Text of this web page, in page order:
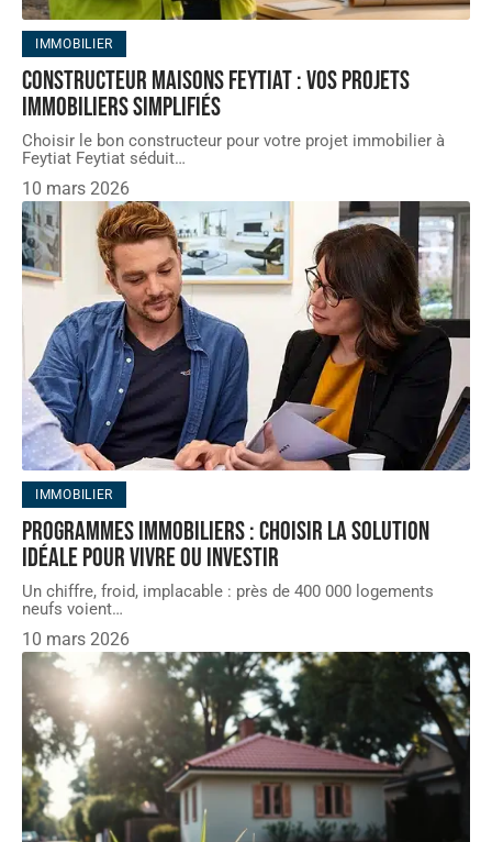
IMMOBILIER
Constructeur maisons feytiat : vos projets
immobiliers simplifiés
Choisir le bon constructeur pour votre projet immobilier à
Feytiat Feytiat séduit…
10 mars 2026
IMMOBILIER
Programmes immobiliers : choisir la solution
idéale pour vivre ou investir
Un chiffre, froid, implacable : près de 400 000 logements
neufs voient…
10 mars 2026